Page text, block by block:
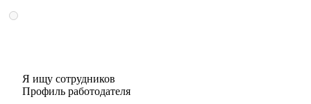
Я ищу сотрудников
Профиль работодателя